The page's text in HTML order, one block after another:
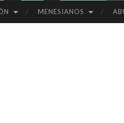
MENESIANOS